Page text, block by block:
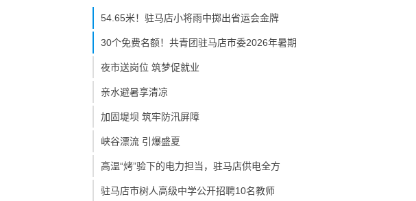
54.65米！驻马店小将雨中掷出省运会金牌
30个免费名额！共青团驻马店市委2026年暑期
夜市送岗位 筑梦促就业
亲水避暑享清凉
加固堤坝 筑牢防汛屏障
峡谷漂流 引爆盛夏
高温“烤”验下的电力担当，驻马店供电全方
驻马店市树人高级中学公开招聘10名教师